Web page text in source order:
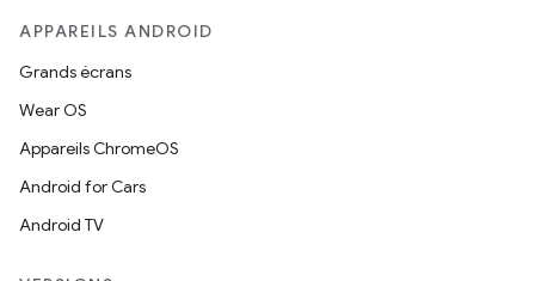
APPAREILS ANDROID
Grands écrans
Wear OS
Appareils ChromeOS
Android for Cars
Android TV